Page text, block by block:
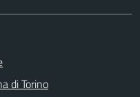
di Torino